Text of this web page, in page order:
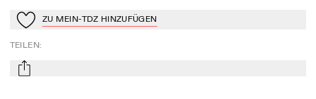
Zu Mein-TdZ hinzufügen
ZU MEIN-TDZ HINZUFÜGEN
TEILEN:
mail